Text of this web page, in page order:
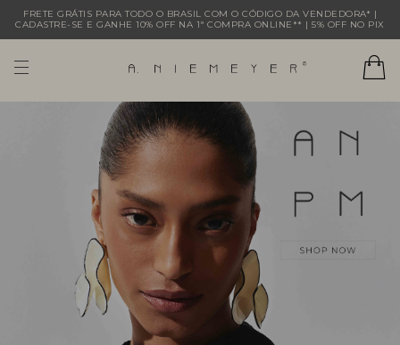
FRETE GRÁTIS PARA TODO O BRASIL COM O CÓDIGO DA VENDEDORA* |
CADASTRE-SE E GANHE 10% OFF NA 1ª COMPRA ONLINE** | 5% OFF NO PIX